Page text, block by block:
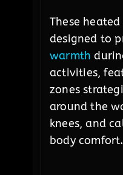
These
designed to
warmth
activities,
zones
around the
knees, and
body comfort.